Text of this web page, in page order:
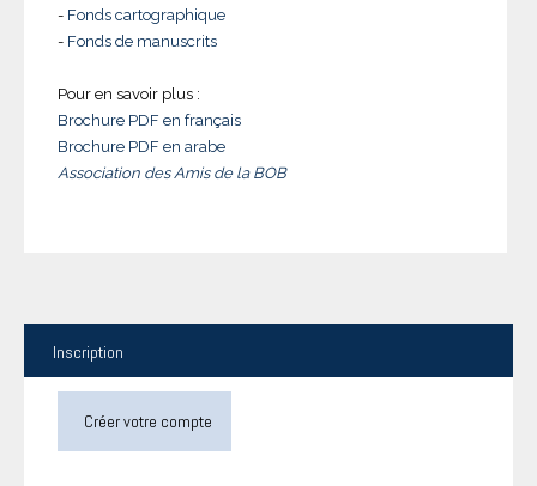
- Fonds cartographique
- Fonds de manuscrits
Pour en savoir plus :
Brochure PDF en français
Brochure PDF en arabe
Association des Amis de la BOB
Inscription
Créer votre compte